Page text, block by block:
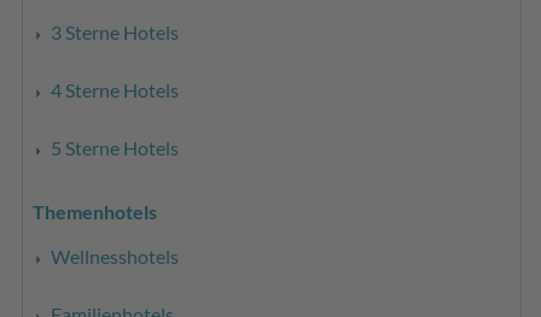
3 Sterne Hotels
4 Sterne Hotels
5 Sterne Hotels
Themenhotels
Wellnesshotels